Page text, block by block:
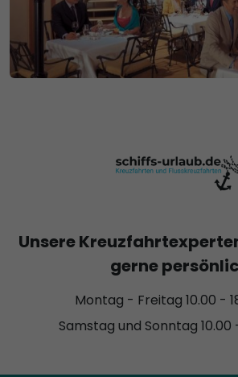
Unsere
gerne
Montag - Freitag 10.00 -
Samstag und Sonntag 10.00